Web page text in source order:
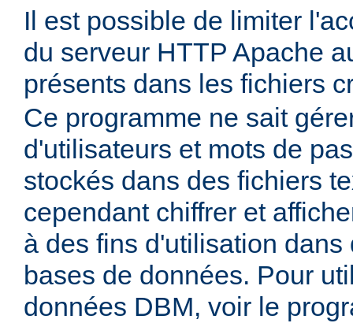
Il est possible de limiter
du serveur HTTP Apache
présents dans les fichiers
Ce programme ne sait
d'utilisateurs et mots de
stockés dans des fichiers
cependant chiffrer et
à des fins d'utilisation dans
bases de données. Pour
données DBM, voir le